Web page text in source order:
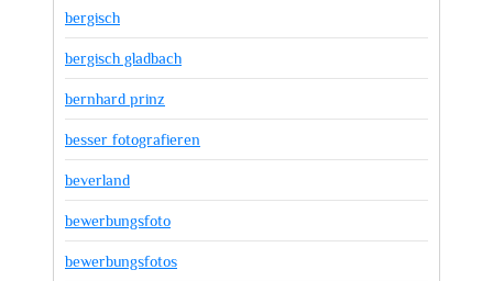
bergisch
bergisch gladbach
bernhard prinz
besser fotografieren
beverland
bewerbungsfoto
bewerbungsfotos